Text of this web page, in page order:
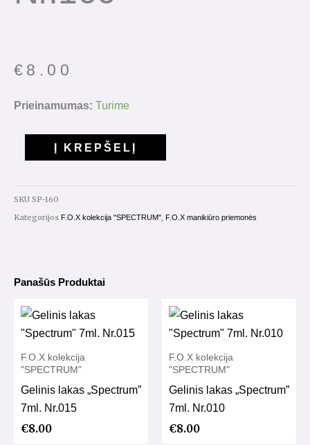
€ 8.00
Prieinamumas: Turime
produkto
lakas
7ml.
Nr.160
Į KREPŠELĮ
SKU SP-160
Kategorijos F.O.X kolekcija "SPECTRUM" F.O.X manikiūro priemonės
Panašūs Produktai
F.O.X kolekcija
"SPECTRUM"
Gelinis lakas „Spectrum”
7ml. Nr.015
€8.00
F.O.X kolekcija
"SPECTRUM"
Gelinis lakas „Spectrum”
7ml. Nr.010
€8.00